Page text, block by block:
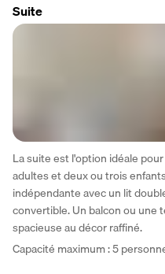
Suite
La suite est l'option idéale
adultes et deux ou trois
indépendante avec un lit
convertible. Un balcon ou
spacieuse au décor raffiné.
Capacité maximum : 5